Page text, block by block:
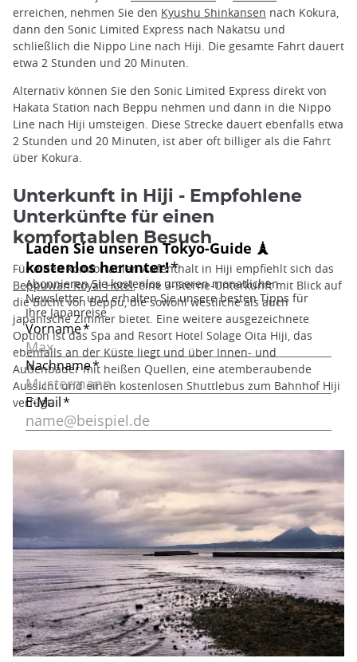
erreichen, nehmen Sie den Kyushu Shinkansen nach Kokura,
dann den Sonic Limited Express nach Nakatsu und
schließlich die Nippo Line nach Hiji. Die gesamte Fahrt dauert
etwa 2 Stunden und 20 Minuten.
Alternativ können Sie den Sonic Limited Express direkt von
Hakata Station nach Beppu nehmen und dann in die Nippo
Line nach Hiji umsteigen. Diese Strecke dauert ebenfalls etwa
2 Stunden und 20 Minuten, ist aber oft billiger als die Fahrt
über Kokura.
Unterkunft in Hiji - Empfohlene
Unterkünfte für einen
komfortablen Besuch
Für einen komfortablen Aufenthalt in Hiji empfiehlt sich das
Beppuwan Royal Hotel, eine 3-Sterne-Unterkunft mit Blick auf
die Bucht von Beppu, die sowohl westliche als auch
japanische Zimmer bietet. Eine weitere ausgezeichnete
Option ist das Spa and Resort Hotel Solage Oita Hiji, das
ebenfalls an der Küste liegt und über Innen- und
Außenbäder mit heißen Quellen, eine atemberaubende
Aussicht und einen kostenlosen Shuttlebus zum Bahnhof Hiji
verfügt.